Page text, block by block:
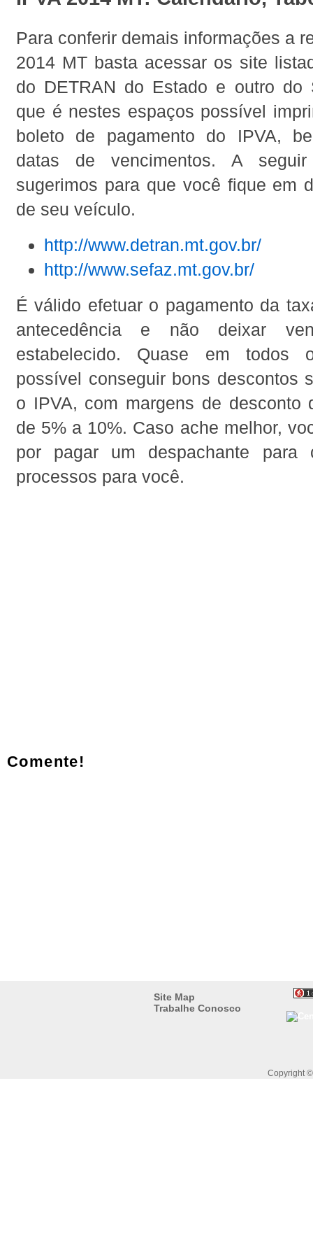
Para conferir demais informações a
2014 MT basta acessar os site
do DETRAN do Estado e outro do
que é nestes espaços possível
boleto de pagamento do IPVA,
datas de vencimentos. A
sugerimos para que você fique em
de seu veículo.
http://www.detran.mt.gov.br/
http://www.sefaz.mt.gov.br/
É válido efetuar o pagamento da
antecedência e não deixar
estabelecido. Quase em todos
possível conseguir bons descontos
o IPVA, com margens de desconto
de 5% a 10%. Caso ache melhor,
por pagar um despachante para
processos para você.
Comente!
Copyright
Site Map
Trabalhe Conosco